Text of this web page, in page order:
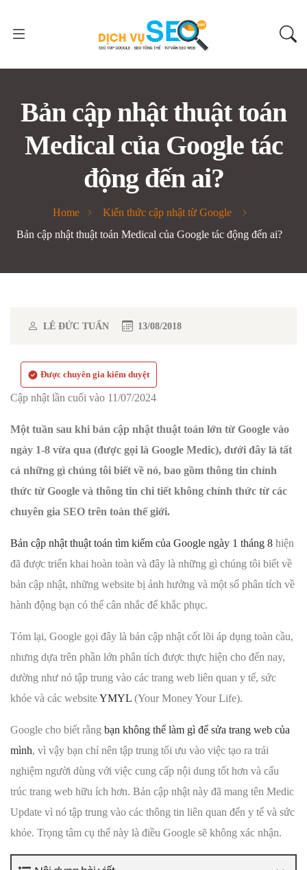
Bản cập nhật thuật toán
Medical của Google tác
động đến ai?
Home
Kiến thức cập nhật từ Google
Bản cập nhật thuật toán Medical của Google tác động đến ai?
LÊ ĐỨC TUẤN 13/08/2018
Được chuyên gia kiểm duyệt
Cập nhật lần cuối vào 11/07/2024
Một tuần sau khi bản cập nhật thuật toán lớn từ Google vào
ngày 1-8 vừa qua (được gọi là Google Medic), dưới đây là tất
cả những gì chúng tôi biết về nó, bao gồm thông tin chính
thức từ Google và thông tin chi tiết không chính thức từ các
chuyên gia SEO trên toàn thế giới.
Bản cập nhật thuật toán tìm kiếm của Google ngày 1 tháng 8 hiện
đã được triển khai hoàn toàn và đây là những gì chúng tôi biết về
bản cập nhật, những website bị ảnh hưởng và một số phân tích về
hành động bạn có thể cân nhắc để khắc phục.
Tóm lại, Google gọi đây là bản cập nhật cốt lõi áp dụng toàn cầu,
nhưng dựa trên phần lớn phân tích được thực hiện cho đến nay,
dường như nó tập trung vào các trang web liên quan y tế, sức
khỏe và các websiteYMYL (Your Money Your Life).
Google cho biết rằng bạn không thể làm gì để sửa trang web của
mình, vì vậy bạn chỉ nên tập trung tối ưu vào việc tạo ra trải
nghiệm người dùng với việc cung cấp nội dung tốt hơn và cấu
trúc trang web hữu ích hơn. Bản cập nhật này đã mang tên Medic
Update vì nó tập trung vào các thông tin liên quan đến y tế và sức
khỏe. Trọng tâm cụ thể này là điều Google sẽ không xác nhận.